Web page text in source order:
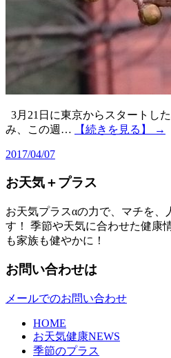
3月21日に東京からスタートし
み、この週…
【続きを見る】 →
2017/04/07
お天気＋プラス
お天気プラスαの力で、マチを、
す！ 季節や天気に合わせた健康
も家族も健やかに！
お問い合わせは
メールでのお問い合わせ
HOME
お天気健康NEWS
季節のプラス